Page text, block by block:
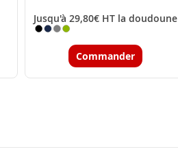
Jusqu'à 29,80€ HT la doudoune
Commander